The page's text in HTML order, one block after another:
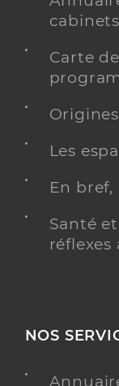
cabinets
Carte
Les
En
Santé
NOS